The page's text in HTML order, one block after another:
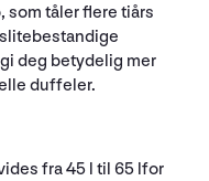
tåler flere tiårs
deg betydelig mer
duffeler.
fra 45 l til 65 lfor